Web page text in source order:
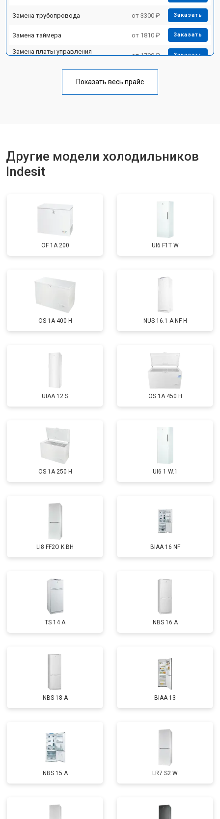
Замена трубопровода от 3300 ₽ Заказать
Замена таймера от 1810 ₽ Заказать
Замена платы управления
от 1700 ₽ Заказать
Ремонт/замена датчика
Замена термостата от 1700 ₽
Замена нагревателя испарителя от 2550 ₽ Заказать
Замена нагревателя оттайки
Устранение утечки хладагента
Показать весь прайс
Другие модели холодильников
Indesit
OF 1A 200 UI6 F1T W
OS 1A 400 H NUS 16.1 A NF H
UIAA 12 S OS 1A 450 H
OS 1A 250 H UI6 1 W.1
LI8 FF2O K BH BIAA 16 NF
TS 14 A NBS 16 A
NBS 18 A BIAA 13
NBS 15 A LR7 S2 W